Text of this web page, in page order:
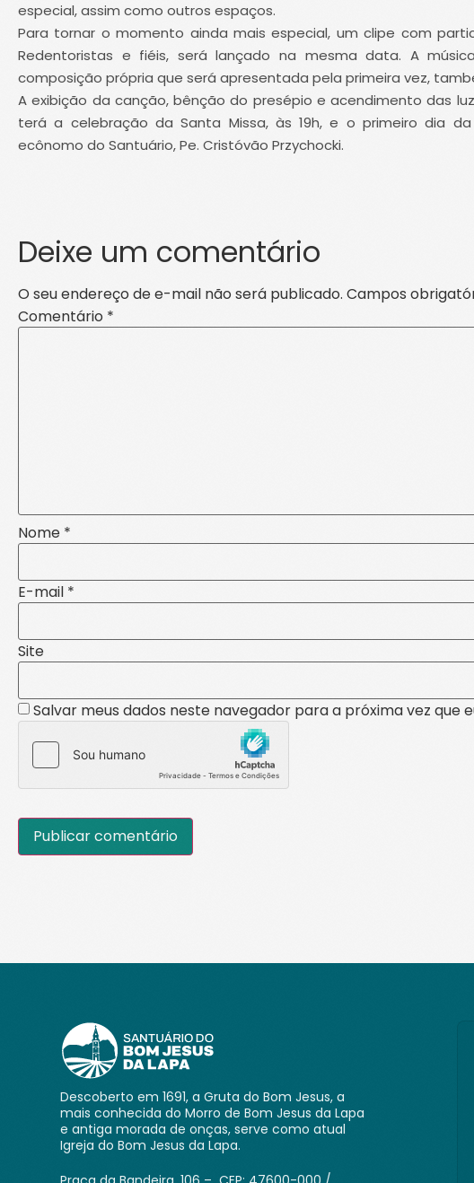
especial, assim como outros espaços.
Para tornar o momento ainda mais especial, um clipe com
Redentoristas e fiéis, será lançado na mesma data. A
composição própria que será apresentada pela primeira vez,
A exibição da canção, bênção do presépio e acendimento das
terá a celebração da Santa Missa, às 19h, e o primeiro dia
ecônomo do Santuário, Pe. Cristóvão Przychocki.
Deixe um comentário
O seu endereço de e-mail não será publicado. Campos
Comentário *
Nome *
E-mail *
Site
Salvar meus dados neste navegador para a próxima vez que
Descoberto em 1691, a Gruta do Bom Jesus, a
mais conhecida do Morro de Bom Jesus da Lapa
e antiga morada de onças, serve como atual
Igreja do Bom Jesus da Lapa.